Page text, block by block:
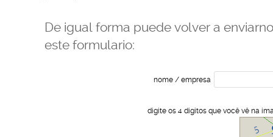
De igual forma puede volver a
este formulario:
nome / empresa
digite os 4 dígitos que você vê na